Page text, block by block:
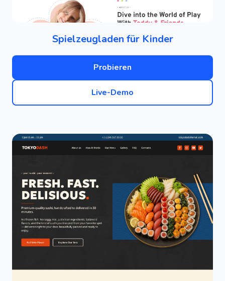
Spielzeugladen für Kinder
Probieren
Live-Demo